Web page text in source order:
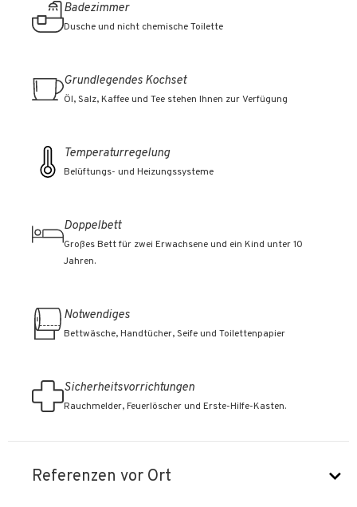
Badezimmer
Dusche und nicht chemische Toilette
Grundlegendes Kochset
Öl, Salz, Kaffee und Tee stehen Ihnen zur Verfügung
Temperaturregelung
Belüftungs- und Heizungssysteme
Doppelbett
Großes Bett für zwei Erwachsene und ein Kind unter 10
Jahren.
Notwendiges
Bettwäsche, Handtücher, Seife und Toilettenpapier
Sicherheitsvorrichtungen
Rauchmelder, Feuerlöscher und Erste-Hilfe-Kasten.
Referenzen vor Ort